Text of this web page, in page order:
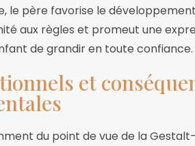
le père favorise le développement
aux règles et promeut une
de grandir en toute confiance.
et
du point de vue de la